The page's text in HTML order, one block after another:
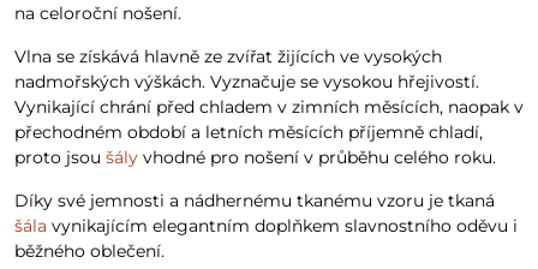
na celoroční nošení.
Vlna se získává hlavně ze zvířat žijících ve vysokých
nadmořských výškách. Vyznačuje se vysokou hřejivostí.
Vynikající chrání před chladem v zimních měsících, naopak v
přechodném období a letních měsících příjemně chladí,
proto jsou šály vhodné pro nošení v průběhu celého roku.
Díky své jemnosti a nádhernému tkanému vzoru je tkaná
šála vynikajícím elegantním doplňkem slavnostního oděvu i
běžného oblečení.